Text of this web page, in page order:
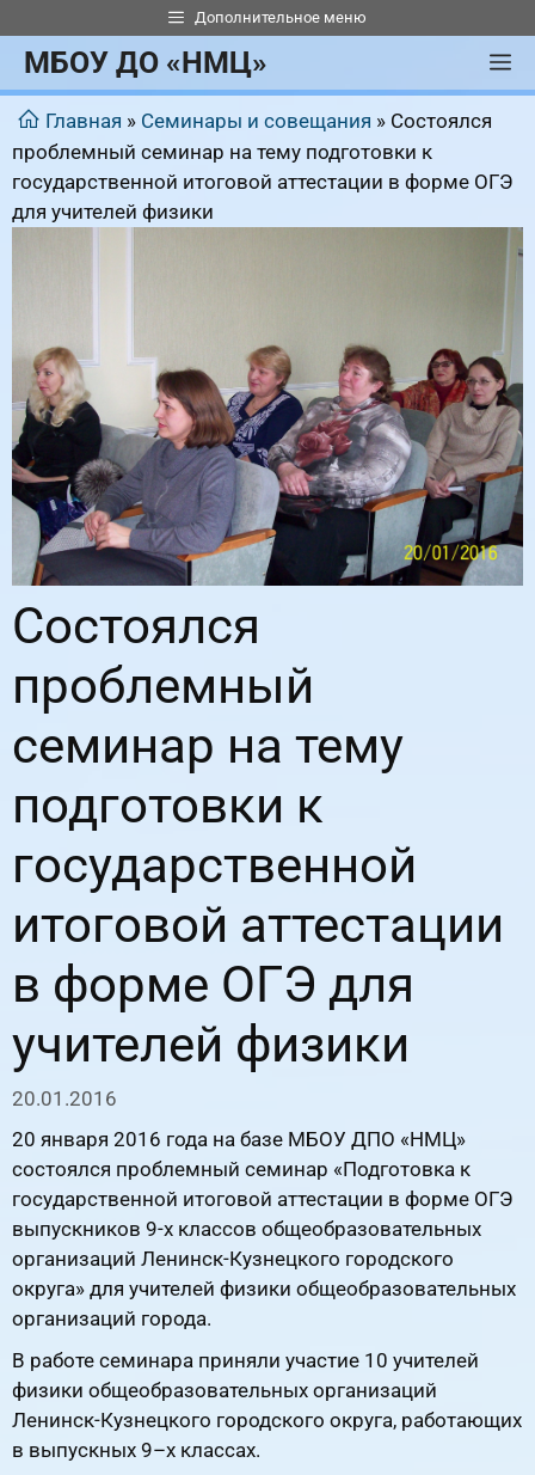
к
содержимому
Дополнительное меню
МБОУ ДО «НМЦ»
Главная » Семинары и совещания » Состоялся
проблемный семинар на тему подготовки к
государственной итоговой аттестации в форме ОГЭ
для учителей физики
Состоялся
проблемный
семинар на тему
подготовки к
государственной
итоговой аттестации
в форме ОГЭ для
учителей физики
20.01.2016
20 января 2016 года на базе МБОУ ДПО «НМЦ»
состоялся проблемный семинар «Подготовка к
государственной итоговой аттестации в форме ОГЭ
выпускников 9-х классов общеобразовательных
организаций Ленинск-Кузнецкого городского
округа» для учителей физики общеобразовательных
организаций города.
В работе семинара приняли участие 10 учителей
физики общеобразовательных организаций
Ленинск-Кузнецкого городского округа, работающих
в выпускных 9–х классах.